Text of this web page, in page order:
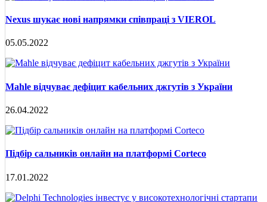
Nexus шукає нові напрямки співпраці з VIEROL
05.05.2022
Mahle відчуває дефіцит кабельних джгутів з України
26.04.2022
Підбір сальників онлайн на платформі Corteco
17.01.2022